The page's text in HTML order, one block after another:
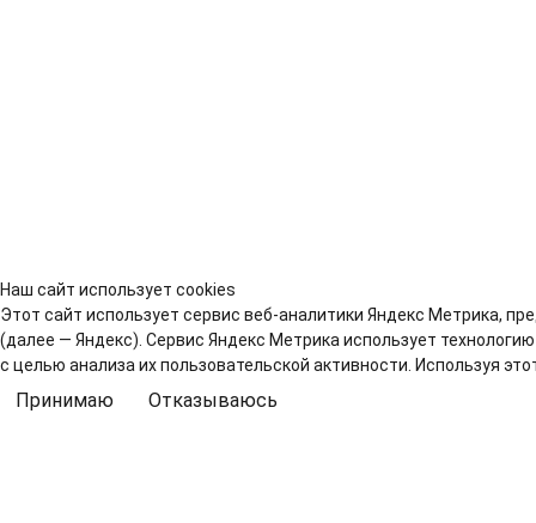
Наш сайт использует cookies
Этот сайт использует сервис веб-аналитики Яндекс Метрика,
(далее — Яндекс). Сервис Яндекс Метрика использует
с целью анализа их пользовательской активности. Используя
Принимаю Отказываюсь